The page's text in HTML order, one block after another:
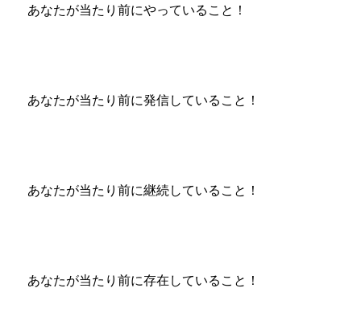
あなたが当たり前にやっていること！
あなたが当たり前に発信していること！
あなたが当たり前に継続していること！
あなたが当たり前に存在していること！